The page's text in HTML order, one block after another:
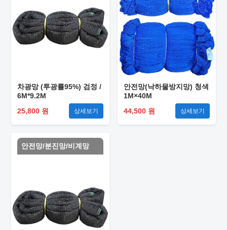
차광망 (투광률95%) 검정 /
6M*9.2M
25,800 원
상세보기
안전망(낙하물방지망) 청색
1M×40M
44,500 원
상세보기
안전망/분진망/비계망